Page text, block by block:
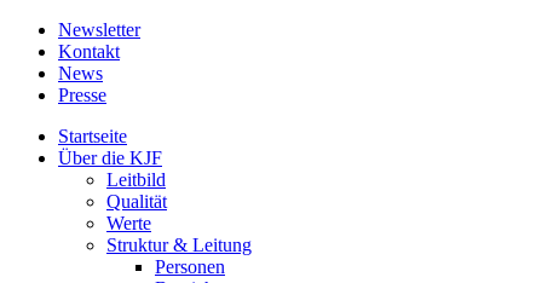
Newsletter
Kontakt
News
Presse
Startseite
Über die KJF
Leitbild
Qualität
Werte
Struktur & Leitung
Personen